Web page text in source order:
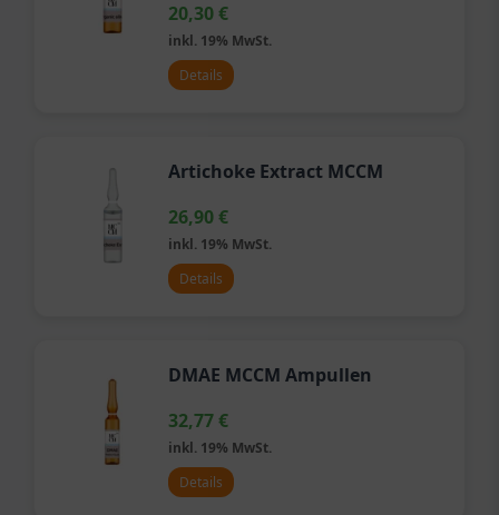
20,30€
inkl. 19% MwSt.
Details
Artichoke Extract MCCM
26,90€
inkl. 19% MwSt.
Details
DMAE MCCM Ampullen
32,77€
inkl. 19% MwSt.
Details